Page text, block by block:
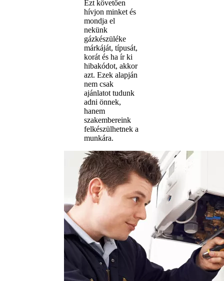
Ezt követően
hívjon minket és
mondja el
nekünk
gázkészüléke
márkáját, típusát,
korát és ha ír ki
hibakódot, akkor
azt. Ezek alapján
nem csak
ajánlatot tudunk
adni önnek,
hanem
szakembereink
felkészülhetnek a
munkára.